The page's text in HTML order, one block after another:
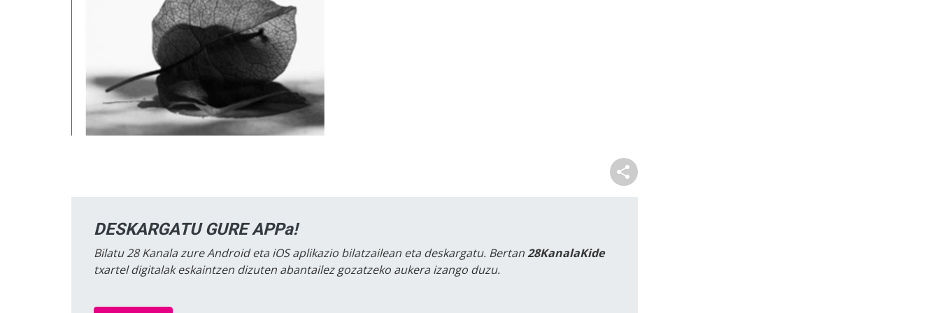
DESKARGATU GURE APPa!
Bilatu 28 Kanala zure Android eta iOS aplikazio bilatzailean eta deskargatu. Bertan28KanalaKide
txartel digitalak eskaintzen dizuten abantailez gozatzeko aukera izango duzu.